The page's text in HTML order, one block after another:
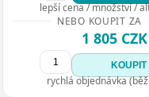
lepší cena / množství /
NEBO KOUPIT ZA
1 805 CZK
KOUPIT
rychlá objednávka